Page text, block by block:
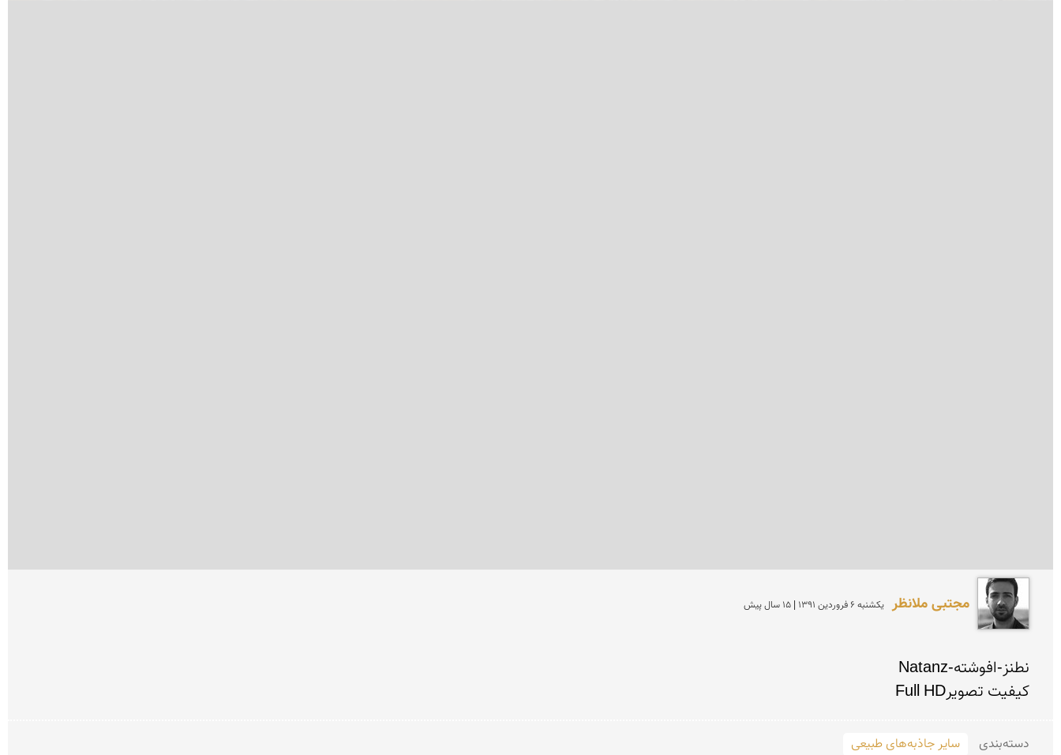
مجتبی ملانظر يكشنبه 6 فروردين 1391 | 15 سال پیش
کیفیت تصویرFull HD
دسته‌بندی سایر جاذبه‌های طبیعی